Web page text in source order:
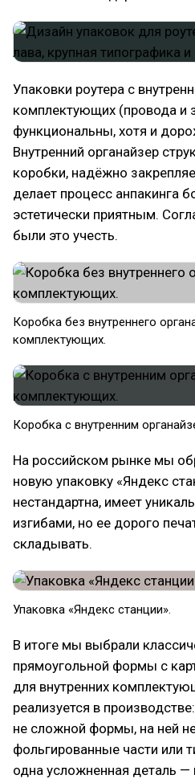
Упаковки роутера с
комплектующих (провода и
функциональны, хотя и
Внутренний органайзер
коробки, надёжно
делает процесс анпакинга
эстетически приятным.
были это учесть.
Коробка без внутреннего
комплектующих.
Коробка c внутренним
На российском рынке мы
новую упаковку «‎Яндекс
нестандартна, имеет
изгибами, но ее дорого
складывать.
Упаковка «‎Яндекс станции».
В итоге мы выбрали
прямоугольной формы с
для внутренних
реализуется в
не сложной формы, на ней
фольгированные части или
одна усложненная деталь —